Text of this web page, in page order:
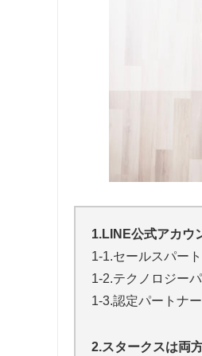
1.LINE公式アカウ
1-1.セールスパー
1-2.テクノロジー
1-3.認定パートナ
2.スタークスは両